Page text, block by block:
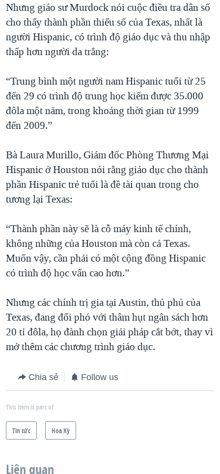
Nhưng giáo sư Murdock nói cuộc điều tra dân số
cho thấy thành phần thiểu số của Texas, nhất là
người Hispanic, có trình độ giáo dục và thu nhập
thấp hơn người da trắng:
“Trung bình một người nam Hispanic tuổi từ 25
đến 29 có trình độ trung học kiếm được 35.000
đôla một năm, trong khoảng thời gian từ 1999
đến 2009.”
Bà Laura Murillo, Giám đốc Phòng Thương Mại
Hispanic ở Houston nói rằng giáo dục cho thành
phần Hispanic trẻ tuổi là đề tài quan trong cho
tương lại Texas:
“Thành phần này sẽ là cỗ máy kinh tế chính,
không những của Houston mà còn cả Texas.
Muốn vậy, cần phải có một cộng đồng Hispanic
có trình độ học vấn cao hơn.”
Nhưng các chính trị gia tại Austin, thủ phủ của
Texas, đang đối phó với thâm hụt ngân sách hơn
20 tỉ đôla, họ đành chọn giải pháp cắt bớt, thay vì
mở thêm các chương trình giáo dục.
Chia sẻ Follow us
This item is part of
Tin tức Hoa Kỳ
Liên quan